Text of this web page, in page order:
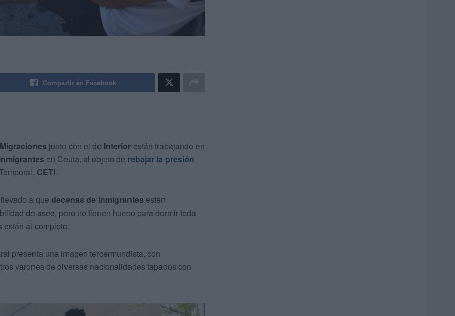
Compartir en Facebook
junto con el de Interior están trabajando en
en Ceuta, al objeto de rebajar la presión
CETI.
a que decenas de inmigrantes estén
de aseo, pero no tienen hueco para dormir toda
al completo.
presenta una imagen tercermundista, con
varones de diversas nacionalidades tapados con